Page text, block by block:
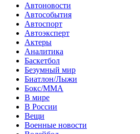
Автоновости
Автособытия
Автоспорт
Автоэксперт
Актеры
Аналитика
Баскетбол
Безумный мир
Биатлон/Лыжи
Бокс/MMA
В мире
В России
Вещи
Военные новости